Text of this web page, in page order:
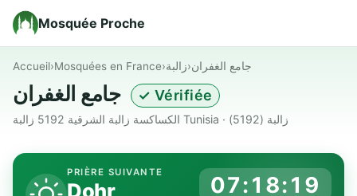
Mosquée Proche
Accueil›Mosquées en France›زالبة›جامع الغفران
جامع الغفران ✓ Vérifiée
الكساكسة زالبة الشرقية 5192 زالبة Tunisia · زالبة (5192)
PRIÈRE SUIVANTE
Dohr 07:18:18